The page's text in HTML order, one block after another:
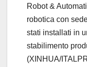
Robot &
robotica con
stati installati in
stabilimento
(XINHUA/